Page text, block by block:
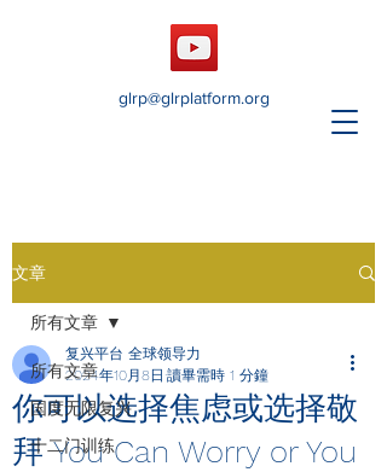
glrp@glrplatform.org
文章
所有文章
国度无限复兴
十二门训练
所有文章
你可以选择焦虑或选择敬
拜 You Can Worry or You
复兴平台 全球领导力
2024年10月8日 讀畢需時 1 分鐘